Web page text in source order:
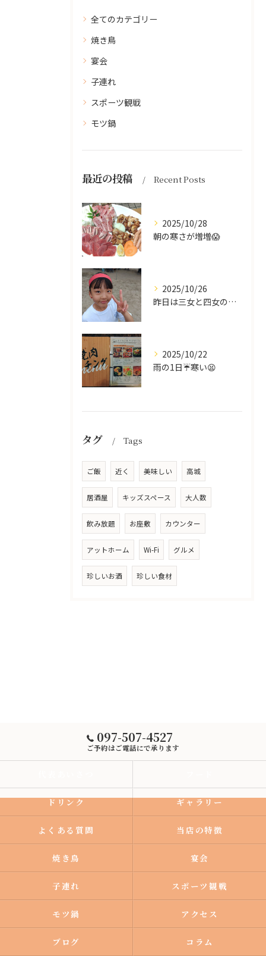
全てのカテゴリー
焼き鳥
宴会
子連れ
スポーツ観戦
モツ鍋
最近の投稿 Recent Posts
2025/10/28
朝の寒さが増増😱
2025/10/26
昨日は三女と四女の運動会🥰
2025/10/22
雨の1日☔寒い😫
タグ Tags
ご飯 近く 美味しい 高城
居酒屋 キッズスペース 大人数
飲み放題 お座敷 カウンター
アットホーム Wi-Fi グルメ
珍しいお酒 珍しい食材
097-507-4527
ご予約はご電話にで承ります
ドリンク ギャラリー
よくある質問 当店の特徴
焼き鳥 宴会
子連れ スポーツ観戦
モツ鍋 アクセス
ブログ コラム